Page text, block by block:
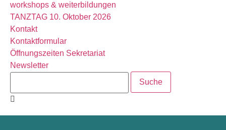
workshops & weiterbildungen
TANZTAG 10. Oktober 2026
Kontakt
Kontaktformular
Öffnungszeiten Sekretariat
Newsletter